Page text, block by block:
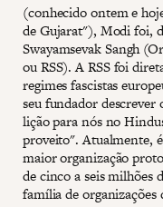
(conhecido ontem e
de Gujarat"), Modi foi,
Swayamsevak Sangh
ou RSS). A RSS foi
regimes fascistas
seu fundador
lição para nós no
proveito". Atualmente,
maior organização
de cinco a seis milhões
família de